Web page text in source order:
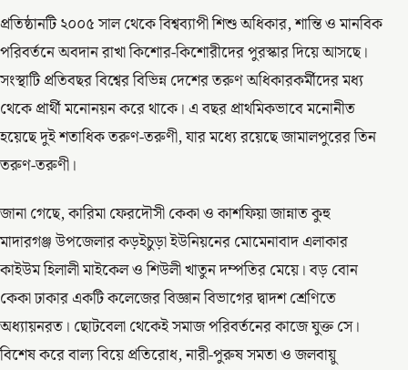
প্রতিষ্ঠানটি ২০০৫ সাল থেকে বিশ্বব্যাপী শিশু অধিকার, শান্তি ও মানবিক
পরিবর্তনে অবদান রাখা কিশোর-কিশোরীদের পুরস্কার দিয়ে আসছে।
সংস্থাটি প্রতিবছর বিশ্বের বিভিন্ন দেশের তরুণ অধিকারকর্মীদের মধ্য
থেকে প্রার্থী মনোনয়ন করে থাকে। এ বছর প্রাথমিকভাবে মনোনীত
হয়েছে দুই শতাধিক তরুণ-তরুণী, যার মধ্যে রয়েছে জামালপুরের তিন
তরুণ-তরুণী।
জানা গেছে, কারিমা ফেরদৌসী কেকা ও কাশফিয়া জান্নাত কুহু
মাদারগঞ্জ উপজেলার কড়ইচুড়া ইউনিয়নের মোমেনাবাদ এলাকার
কাইউম হিলালী মাইকেল ও শিউলী খাতুন দম্পতির মেয়ে। বড় বোন
কেকা ঢাকার একটি কলেজের বিজ্ঞান বিভাগের দ্বাদশ শ্রেণিতে
অধ্যায়নরত। ছোটবেলা থেকেই সমাজ পরিবর্তনের কাজে যুক্ত সে।
বিশেষ করে বাল্য বিয়ে প্রতিরোধ, নারী-পুরুষ সমতা ও জলবায়ু